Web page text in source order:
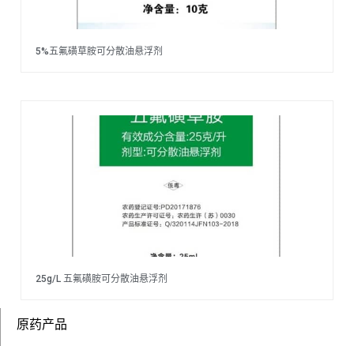
原药产品
5%五氟磺草胺可分散油悬浮剂
25g/L 五氟磺胺可分散油悬浮剂